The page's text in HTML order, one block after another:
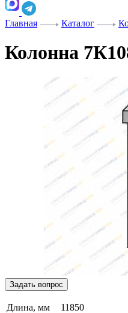
Главная Каталог
Колонна
Задать вопрос
Длина, мм 11850